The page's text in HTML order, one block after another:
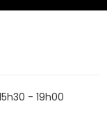
- 19h00